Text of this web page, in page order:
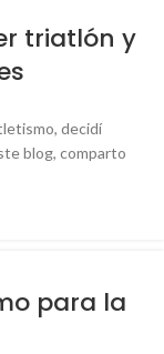
triatlón y
decidí
blog, comparto
para la